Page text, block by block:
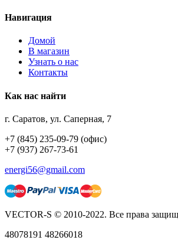
Навигация
Домой
В магазин
Узнать о нас
Контакты
Как нас найти
г. Саратов, ул. Саперная, 7
+7 (845) 235-09-79 (офис)
+7 (937) 267-73-61
energi56@gmail.com
VECTOR-S © 2010-2022. Все права
48078191 48266018